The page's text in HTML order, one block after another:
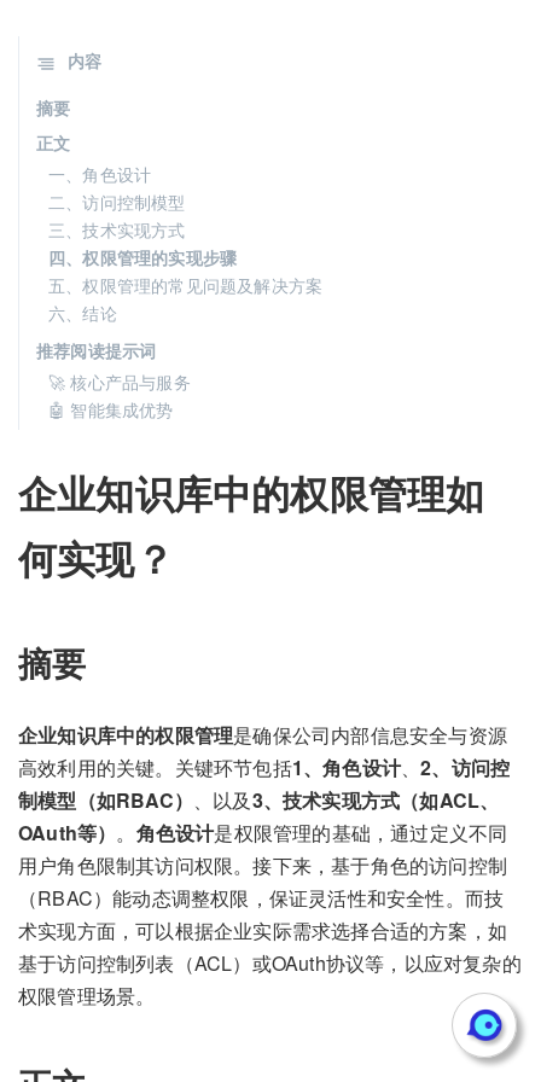
企业知识库中的权限管理如
何实现？
摘要
企业知识库中的权限管理是确保公司内部信息安全与资源
高效利用的关键。关键环节包括1、角色设计、2、访问控
制模型（如RBAC） 、以及3、技术实现方式（如ACL、
OAuth等） 。 角色设计是权限管理的基础，通过定义不同
用户角色限制其访问权限。接下来，基于角色的访问控制
（RBAC）能动态调整权限，保证灵活性和安全性。而技
术实现方面，可以根据企业实际需求选择合适的方案，如
基于访问控制列表（ACL）或OAuth协议等，以应对复杂的
权限管理场景。
内容
摘要
正文
一、角色设计
二、访问控制模型
三、技术实现方式
四、权限管理的实现步骤
五、权限管理的常见问题及解决方案
六、结论
推荐阅读提示词
🚀 核心产品与服务
🤖 智能集成优势